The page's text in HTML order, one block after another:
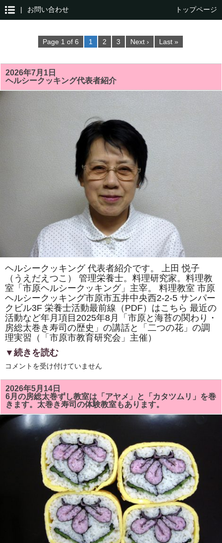
| お問い合わせ トップページ
Page 1 of 6 1 2 3 Next › Last »
2026年7月1日
ヘルシークッキング代表者紹介
ヘルシークッキング 代表者紹介です。 上田 悦子
（うえだえつこ） 管理栄養士。料理研究家。料理教
室「市原ヘルシークッキング」主宰。 料理教室 市原
ヘルシークッキング市原市五井中央西2-2-5 サンパー
クビル3F 栄養士活動最前線（PDF）はこちら 最近の
活動など年月項目2025年8月「市原と海苔の関わり・
房総太巻き寿司の歴史」の講話と「二つの花」の調
理実習（「市原市教育研究会」主催）
▼続きを読む
ヘ
シ
ー
ク
ッ
キ
ン
グ
コメントを受け付けていません
2026年5月14日
6月の房総太巻ずし教室は「アヤメ」と「カタツムリ」を巻
きます。太巻き寿司の体験教室もあります。